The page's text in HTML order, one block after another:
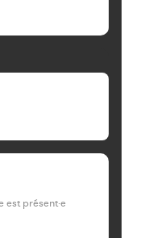
présent·e